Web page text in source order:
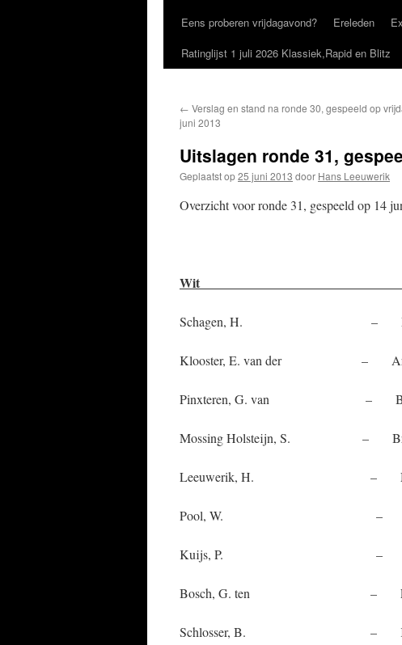
Eens proberen vrijdagavond?
Ereleden
Ratinglijst 1 juli 2026 Klassiek,Rapid en Blitz
← Verslag en stand na ronde 30, gespeeld op
juni 2013
Uitslagen ronde 31,
Geplaatst op25 juni 2013 door Hans Leeuwerik
Overzicht voor ronde 31, gespeeld op 14
Wit
Schagen, H. –
Klooster, E. van der –
Pinxteren, G. van
Mossing Holsteijn,
Leeuwerik,
Pool, W. –
Kuijs, P. –
Bosch, G. ten
Schlosser, B.